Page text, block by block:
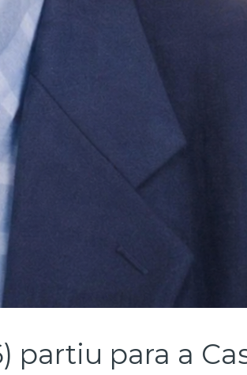
partiu para a